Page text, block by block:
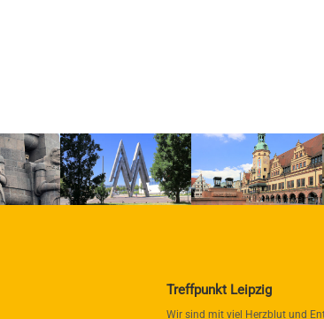
Treffpunkt Leipzig
Wir sind mit viel Herzblut und